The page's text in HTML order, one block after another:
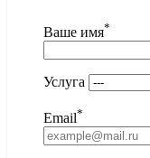
Ваше имя*
Услуга
Email*